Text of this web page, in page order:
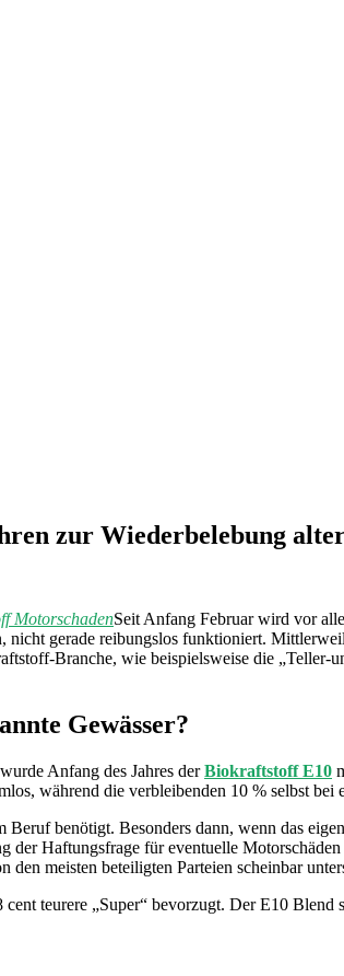
zur Wiederbelebung
Seit Anfang Februar wird vor
nicht gerade reibungslos funktioniert.
Branche, wie beispielsweise die „Teller-
Gewässer?
Anfang des Jahres derBiokraftstoff E10
während die verbleibenden 10 % selbst
benötigt. Besonders dann, wenn das
Haftungsfrage für eventuelle
meisten beteiligten Parteien scheinbar
teurere „Super“ bevorzugt. Der E10